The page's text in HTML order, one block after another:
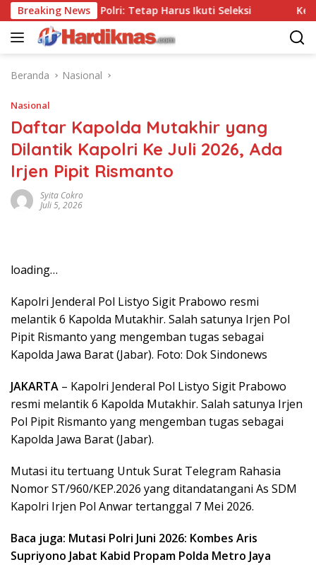
Langsung
ke
konten
Breaking News
Tes, Polri: Tetap Harus Ikuti Seleksi
Beranda Nasional
Nasional
Daftar Kapolda Mutakhir yang
Dilantik Kapolri Ke Juli 2026, Ada
Irjen Pipit Rismanto
Syita Cokro
Juli 5, 2026
loading…
Kapolri Jenderal Pol Listyo Sigit Prabowo resmi
melantik 6 Kapolda Mutakhir. Salah satunya Irjen Pol
Pipit Rismanto yang mengemban tugas sebagai
Kapolda Jawa Barat (Jabar). Foto: Dok Sindonews
JAKARTA – Kapolri Jenderal Pol Listyo Sigit Prabowo
resmi melantik 6 Kapolda Mutakhir. Salah satunya Irjen
Pol Pipit Rismanto yang mengemban tugas sebagai
Kapolda Jawa Barat (Jabar).
Mutasi itu tertuang Untuk Surat Telegram Rahasia
Nomor ST/960/KEP.2026 yang ditandatangani As SDM
Kapolri Irjen Pol Anwar tertanggal 7 Mei 2026.
Baca juga: Mutasi Polri Juni 2026: Kombes Aris
Supriyono Jabat Kabid Propam Polda Metro Jaya